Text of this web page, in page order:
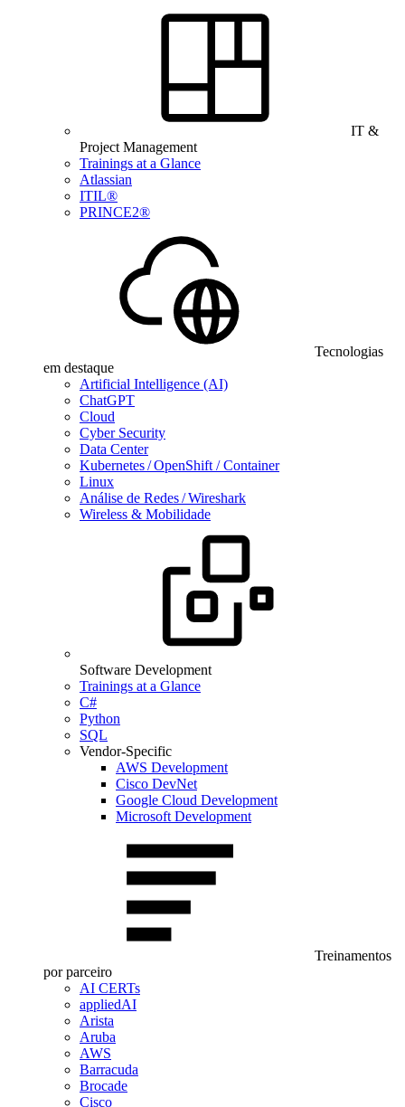
IT &
Project Management
Trainings at a Glance
Atlassian
ITIL®
PRINCE2®
Tecnologias
em destaque
Artificial Intelligence (AI)
ChatGPT
Cloud
Cyber Security
Data Center
Kubernetes / OpenShift / Container
Linux
Análise de Redes / Wireshark
Wireless & Mobilidade
Software Development
Trainings at a Glance
C#
Python
SQL
Vendor-Specific
AWS Development
Cisco DevNet
Google Cloud Development
Microsoft Development
Treinamentos
por parceiro
AI CERTs
appliedAI
Arista
Aruba
AWS
Barracuda
Brocade
Cisco